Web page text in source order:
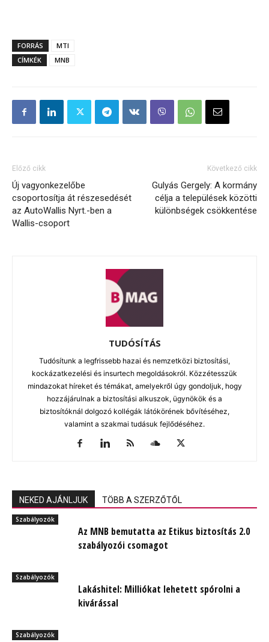
FORRÁS
MTI
CÍMKÉK
MNB
Előző cikk
Új vagyonkezelőbe
csoportosítja át részesedését
az AutoWallis Nyrt.-ben a
Wallis-csoport
Következő cikk
Gulyás Gergely: A kormány
célja a települések közötti
különbségek csökkentése
TUDÓSÍTÁS
Tudósítunk a legfrissebb hazai és nemzetközi biztosítási,
kockázatkezelési és insurtech megoldásokról. Közzétesszük
mindazokat híreket és témákat, amelyekről úgy gondoljuk, hogy
hozzájárulnak a biztosítási alkuszok, ügynökök és a
biztosítóknál dolgozó kollégák látókörének bővítéséhez,
valamint a szakmai tudásuk fejlődéséhez.
NEKED AJÁNLJUK TÖBB A SZERZŐTŐL
Szabályozók
Az MNB bemutatta az Etikus biztosítás 2.0
szabályozói csomagot
Szabályozók
Lakáshitel: Milliókat lehetett spórolni a
kivárással
Szabályozók